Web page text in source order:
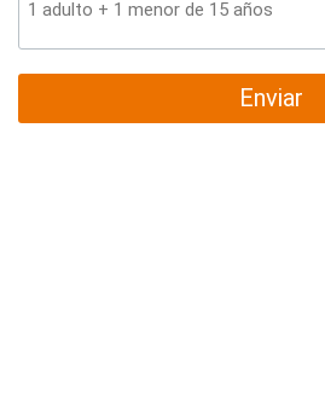
Enviar